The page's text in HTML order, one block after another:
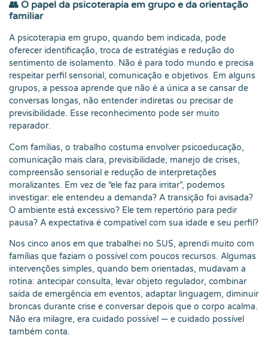
👥 O papel da psicoterapia em grupo e da orientação
familiar
A psicoterapia em grupo, quando bem indicada, pode
oferecer identificação, troca de estratégias e redução do
sentimento de isolamento. Não é para todo mundo e precisa
respeitar perfil sensorial, comunicação e objetivos. Em alguns
grupos, a pessoa aprende que não é a única a se cansar de
conversas longas, não entender indiretas ou precisar de
previsibilidade. Esse reconhecimento pode ser muito
reparador.
Com famílias, o trabalho costuma envolver psicoeducação,
comunicação mais clara, previsibilidade, manejo de crises,
compreensão sensorial e redução de interpretações
moralizantes. Em vez de “ele faz para irritar”, podemos
investigar: ele entendeu a demanda? A transição foi avisada?
O ambiente está excessivo? Ele tem repertório para pedir
pausa? A expectativa é compatível com sua idade e seu perfil?
Nos cinco anos em que trabalhei no SUS, aprendi muito com
famílias que faziam o possível com poucos recursos. Algumas
intervenções simples, quando bem orientadas, mudavam a
rotina: antecipar consulta, levar objeto regulador, combinar
saída de emergência em eventos, adaptar linguagem, diminuir
broncas durante crise e conversar depois que o corpo acalma.
Não era milagre, era cuidado possível — e cuidado possível
também conta.